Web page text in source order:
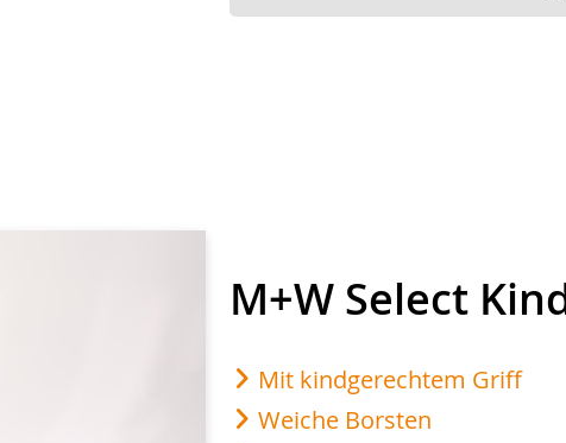
M+W Select
Mit kindgerechtem Griff
Weiche Borsten